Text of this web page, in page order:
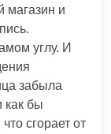
магазин и
углу. И
забыла
как бы
сгорает от